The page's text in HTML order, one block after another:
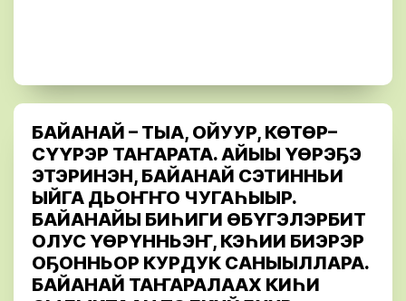
БАЙАНАЙ – ТЫА, ОЙУУР, КӨТӨР–
СҮҮРЭР ТАҤАРАТА. АЙЫЫ ҮӨРЭҔЭ
ЭТЭРИНЭН, БАЙАНАЙ СЭТИННЬИ
ЫЙГА ДЬОҤҤО ЧУГАҺЫЫР.
БАЙАНАЙЫ БИҺИГИ ӨБҮГЭЛЭРБИТ
ОЛУС ҮӨРҮННЬЭҤ, КЭҺИИ БИЭРЭР
ОҔОННЬОР КУРДУК САНЫЫЛЛАРА.
БАЙАНАЙ ТАҤАРАЛААХ КИҺИ